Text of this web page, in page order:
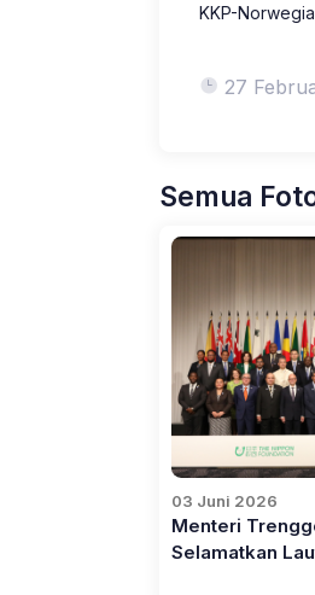
KKP-
27
Semua
03 Juni 2026
Menteri
Selamatkan